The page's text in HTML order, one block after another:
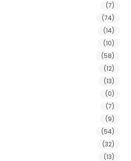
(7)
(74)
(14)
(10)
(58)
(12)
(13)
(0)
(7)
(9)
(54)
(32)
(13)